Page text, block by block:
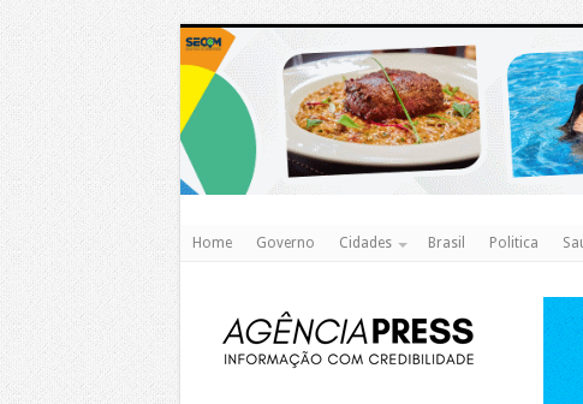
Home Governo Cidades Brasil Politica